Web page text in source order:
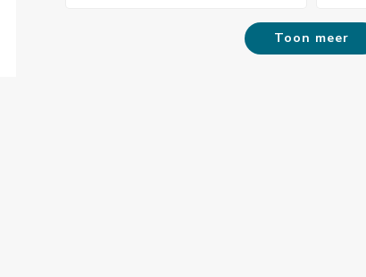
Toon meer